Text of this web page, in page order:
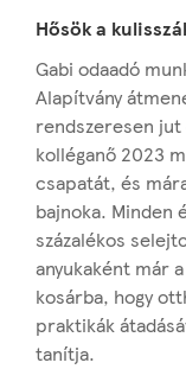
Hősök a
Gabi odaadó
Alapítvány
rendszeresen jut
kolléganő 2023
csapatát, és
bajnoka. Minden
százalékos
anyukaként már
kosárba, hogy
praktikák
tanítja.